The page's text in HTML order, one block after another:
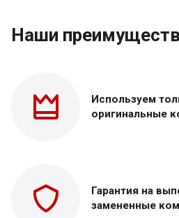
Наши
Используем
оригинальные
Гарантия на
замененные